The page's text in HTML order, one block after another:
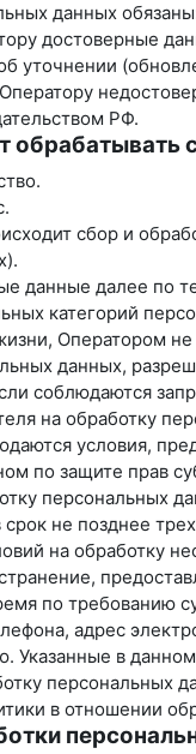
данных
достоверные
уточнении
РФ.
обрабатывать
сбор и
данные далее по
категорий
Оператором не
данных,
соблюдаются
на обработку
условия,
по защите прав
персональных
срок не позднее
на обработку
по требованию
адрес
Указанные в
персональных
в отношении